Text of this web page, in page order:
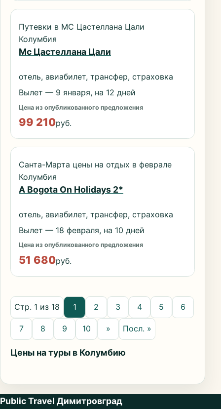
Путевки в МС Цастеллана Цали
Колумбия
Мс Цастеллана Цали
отель, авиабилет, трансфер, страховка
Вылет — 9 января, на 12 дней
Цена из опубликованного предложения
99 210руб.
Санта-Марта цены на отдых в феврале
Колумбия
A Bogota On Holidays 2*
отель, авиабилет, трансфер, страховка
Вылет — 18 февраля, на 10 дней
Цена из опубликованного предложения
51 680руб.
Стр. 1 из 18 1 2 3 4 5 6
7 8 9 10 » Посл. »
Цены на туры в Колумбию
Public Travel Димитровград